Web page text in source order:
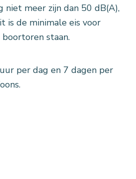
meer zijn dan 50 dB(A),
is de minimale eis voor
staan.
per dag en 7 dagen per